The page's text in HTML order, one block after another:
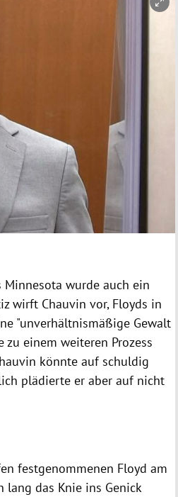
Minnesota wurde auch ein
wirft Chauvin vor, Floyds in
"unverhältnismäßige Gewalt
einem weiteren Prozess
könnte auf schuldig
plädierte er aber auf nicht
festgenommenen Floyd am
das Knie ins Genick